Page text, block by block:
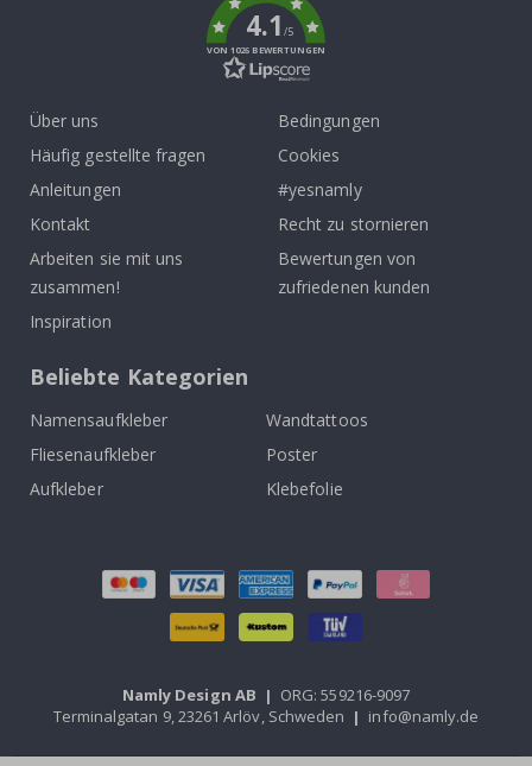
4.1/5
VON 1026 BEWERTUNGEN
Über uns
Häufig gestellte fragen
Anleitungen
Kontakt
Arbeiten sie mit uns
zusammen!
Inspiration
Bedingungen
Cookies
#yesnamly
Recht zu stornieren
Bewertungen von
zufriedenen kunden
Beliebte Kategorien
Namensaufkleber
Wandtattoos
Fliesenaufkleber
Poster
Aufkleber
Klebefolie
Namly Design AB | ORG: 559216-9097
Terminalgatan 9, 23261 Arlöv, Schweden | info@namly.de